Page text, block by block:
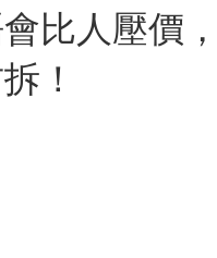
比人壓價
！